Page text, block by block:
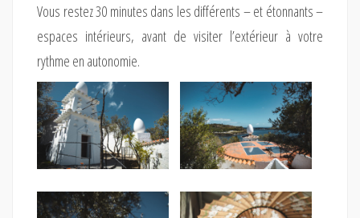
Vous restez 30 minutes dans les différents – et étonnants –
espaces intérieurs, avant de visiter l’extérieur à votre
rythme en autonomie.